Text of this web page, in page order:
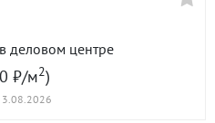
в деловом центре
₽/м2)
3.08.2026